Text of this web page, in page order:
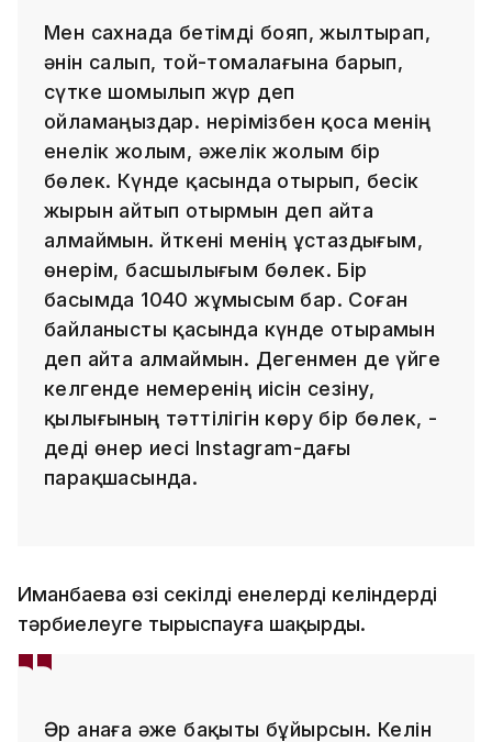
Мен сахнада бетімді бояп, жылтырап,
әнін салып, той-томалағына барып,
сүтке шомылып жүр деп
ойламаңыздар. Өнерімізбен қоса менің
енелік жолым, әжелік жолым бір
бөлек. Күнде қасында отырып, бесік
жырын айтып отырмын деп айта
алмаймын. Өйткені менің ұстаздығым,
өнерім, басшылығым бөлек. Бір
басымда 1040 жұмысым бар. Соған
байланысты қасында күнде отырамын
деп айта алмаймын. Дегенмен де үйге
келгенде немеренің иісін сезіну,
қылығының тәттілігін көру бір бөлек, -
деді өнер иесі Instagram-дағы
парақшасында.
Иманбаева өзі секілді енелерді келіндерді
тәрбиелеуге тырыспауға шақырды.
Әр анаға әже бақыты бұйырсын. Келін